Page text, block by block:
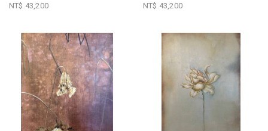
NT$ 43,200 NT$ 43,200